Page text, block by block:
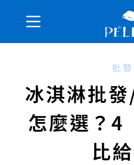
批
冰淇淋批
怎麼選？4
比